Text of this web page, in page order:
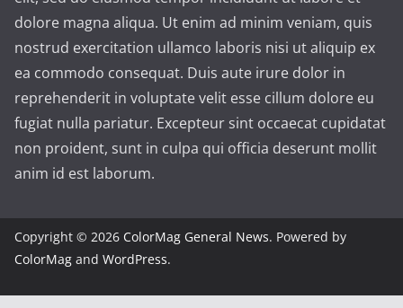
dolore magna aliqua. Ut enim ad minim veniam, quis
nostrud exercitation ullamco laboris nisi ut aliquip ex
ea commodo consequat. Duis aute irure dolor in
reprehenderit in voluptate velit esse cillum dolore eu
fugiat nulla pariatur. Excepteur sint occaecat cupidatat
non proident, sunt in culpa qui officia deserunt mollit
anim id est laborum.
Copyright © 2026 ColorMag General News. Powered by
ColorMag and WordPress.